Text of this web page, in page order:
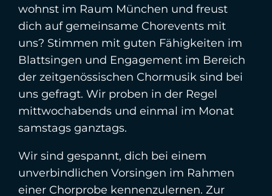
wohnst im Raum München und freust
dich auf gemeinsame Chorevents mit
uns? Stimmen mit guten Fähigkeiten im
Blattsingen und Engagement im Bereich
der zeitgenössischen Chormusik sind bei
uns gefragt. Wir proben in der Regel
mittwochabends und einmal im Monat
samstags ganztags.
Wir sind gespannt, dich bei einem
unverbindlichen Vorsingen im Rahmen
einer Chorprobe kennenzulernen. Zur